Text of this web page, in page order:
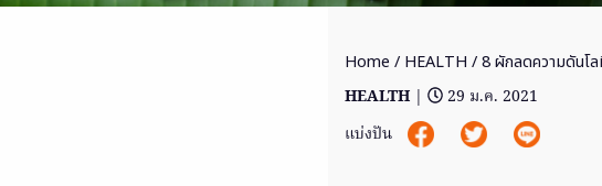
Home / HEALTH / 8 ผักลดความดันโ
HEALTH |
29 ม.ค. 2021
แบ่งปัน